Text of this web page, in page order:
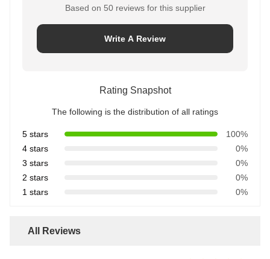
Based on 50 reviews for this supplier
Write A Review
Rating Snapshot
The following is the distribution of all ratings
5 stars
100%
4 stars
0%
3 stars
0%
2 stars
0%
1 stars
0%
All Reviews